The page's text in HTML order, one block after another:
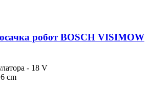
робот BOSCH VISIMOW
- 18 V
cm